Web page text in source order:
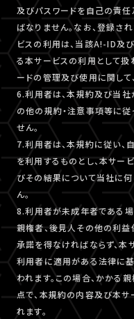
及びパスワードを自己の責
ばなりません。なお、登録さ
ビスの利用は、当該A!-ID及
る本サービスの利用として扱
ードの管理及び使用に関して
6.利用者は、本規約及び当
の他の規約・注意事項等に
せん。
7.利用者は、本規約に従い、
を利用するものとし、本サー
びその結果について当社に
ん。
8.利用者が未成年者である場
親権者、後見人その他の利益
承諾を得なければならず、
利用者に適用がある法律に
われます。この場合、かかる
点で、本規約の内容及び本
れます。